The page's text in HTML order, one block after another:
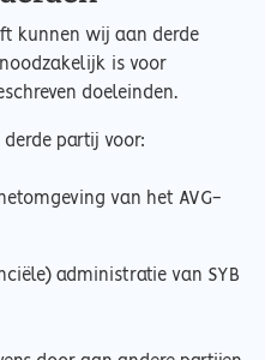
kunnen wij aan derde
is voor
doeleinden.
partij voor:
van het AVG-
administratie van SYB